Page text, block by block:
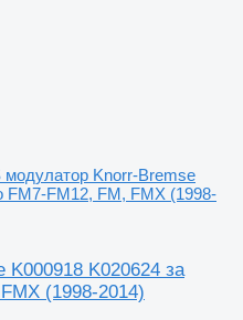
модулатор Knorr-Bremse
FM7-FM12, FM, FMX (1998-
K020624 за
(1998-2014)